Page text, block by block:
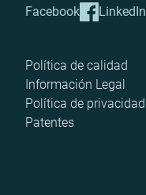
Facebook LinkedIn
Política de calidad
Información Legal
Política de privacidad
Patentes